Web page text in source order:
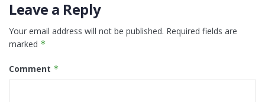
Leave a Reply
Your email address will not be published. Required fields are
marked *
Comment *